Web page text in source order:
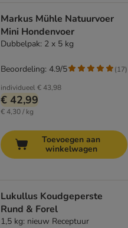
Markus Mühle Natuurvoer
Mini Hondenvoer
Dubbelpak: 2 x 5 kg
individueel€ 43,98
€ 42,99
€ 4,30 / kg
Beoordeling: 4.9/5 (17)
Toevoegen aan
winkelwagen
Lukullus Koudgeperste
Rund & Forel
1,5 kg: nieuw Receptuur